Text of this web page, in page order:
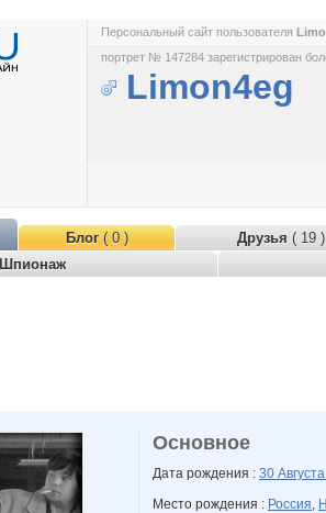
Персональный сайт пользователя
портрет № 147284 зарегистрирован
Limon4eg
Блог( 0 ) Друзья ( 19 )
Шпионаж
Основное
Дата рождения : 30
Место рождения : Россия,